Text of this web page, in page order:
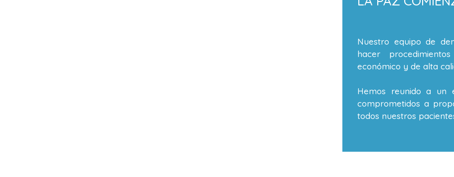
Nuestro equipo de
hacer
económico y de alta
Hemos reunido a un
comprometidos a
todos nuestros